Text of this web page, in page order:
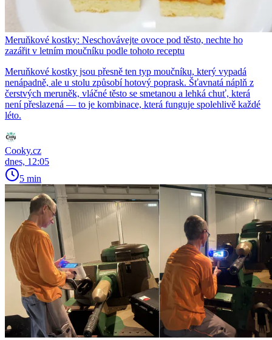
Meruňkové kostky: Neschovávejte ovoce pod těsto, nechte ho
zazářit v letním moučníku podle tohoto receptu
Meruňkové kostky jsou přesně ten typ moučníku, který vypadá
nenápadně, ale u stolu způsobí hotový poprask. Šťavnatá náplň z
čerstvých meruněk, vláčné těsto se smetanou a lehká chuť, která
není přeslazená — to je kombinace, která funguje spolehlivě každé
léto.
Cooky.cz
dnes, 12:05
5 min